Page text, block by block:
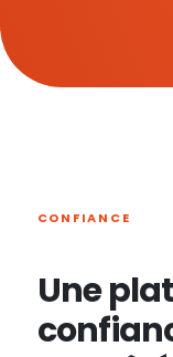
CONFIANCE
Une